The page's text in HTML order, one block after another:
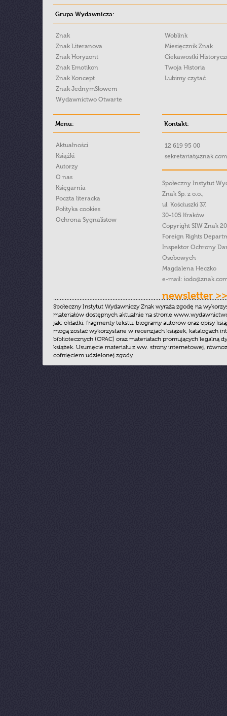
Grupa Wydawnicza:
Znak
Znak Literanova
Znak Horyzont
Znak Emotikon
Znak Koncept
Znak JednymSłowem
Wydawnictwo Otwarte
Woblink
Miesięcznik Znak
Ciekawostki
Twoja Historia
Lubimy czytać
Menu:
Aktualności
Książki
Autorzy
O nas
Księgarnia
Poczta literacka
Polityka cookies
Ochrona Sygnalistow
Kontakt:
12 619 95 00
Społeczny Instytut
Znak Sp. z o.o.,
ul. Kościuszki 37,
30-105 Kraków
Copyright SIW Znak
Foreign Rights
Inspektor Ochrony
Osobowych
Magdalena Heczko
e-mail:
newsletter >>
Społeczny Instytut Wydawniczy Znak wyraża zgodę na
materiałów dostępnych aktualnie na stronie
jak: okładki, fragmenty tekstu, biogramy autorów oraz opisy
mogą zostać wykorzystane w recenzjach książek, katalogach
bibliotecznych (OPAC) oraz materiałach promujących legalną
książek. Usunięcie materiału z ww. strony internetowej,
cofnięciem udzielonej zgody.